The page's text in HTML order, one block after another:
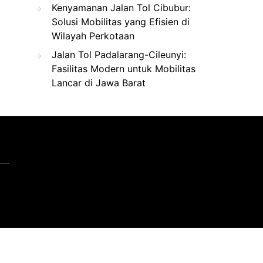
Kenyamanan Jalan Tol Cibubur:
Solusi Mobilitas yang Efisien di
Wilayah Perkotaan
Jalan Tol Padalarang-Cileunyi:
Fasilitas Modern untuk Mobilitas
Lancar di Jawa Barat